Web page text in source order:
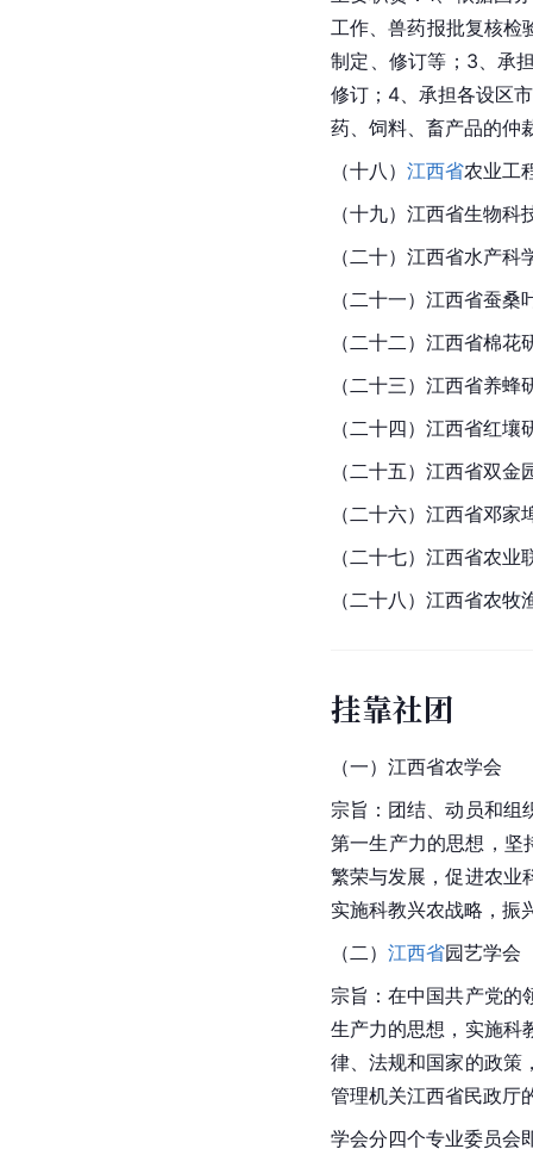
工作、兽药报批复核检
制定、修订等；3、承
修订；4、承担各设区
药、饲料、畜产品的仲
（十八） 江西省农业工
（十九）江西省生物科
（二十）江西省水产科
（二十一）江西省蚕桑
（二十二）江西省棉花
（二十三）江西省养蜂
（二十四）江西省红壤
（二十五）江西省双金
（二十六）江西省邓家
（二十七）江西省农业
（二十八） 江西省农牧
挂靠社团
（一）江西省农学会
宗旨：团结、动员和组
第一生产力的思想，坚
繁荣与发展，促进农业
实施科教兴农战略，振
（二） 江西省园艺学会
宗旨：在中国共产党的
生产力的思想，实施科
律、法规和国家的政策
管理机关江西省民政厅
学会分四个专业委员会